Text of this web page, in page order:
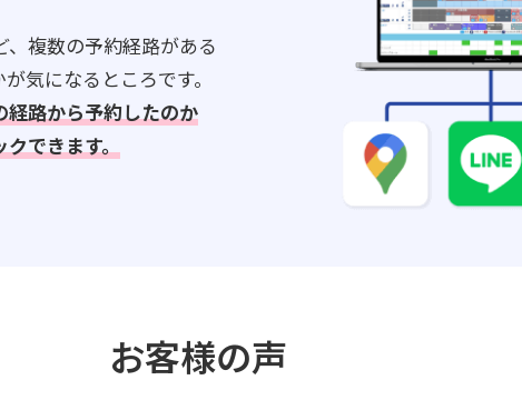
複数の予約経路がある
気になるところです。
経路から予約したのか
できます。
お客様の声